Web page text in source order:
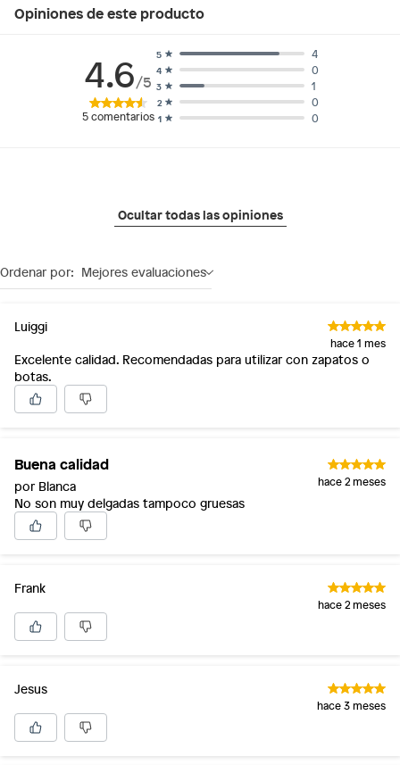
Opiniones de este producto
4.6/5
5 comentarios 1 0
2 0
3 1
4 0
5 4
Ocultar todas las opiniones
Ordenar por: Mejores evaluaciones
Luiggi
hace 1 mes
Excelente calidad. Recomendadas para utilizar con zapatos o
botas.
Buena calidad
por Blanca hace 2 meses
No son muy delgadas tampoco gruesas
Frank
hace 2 meses
Jesus
hace 3 meses